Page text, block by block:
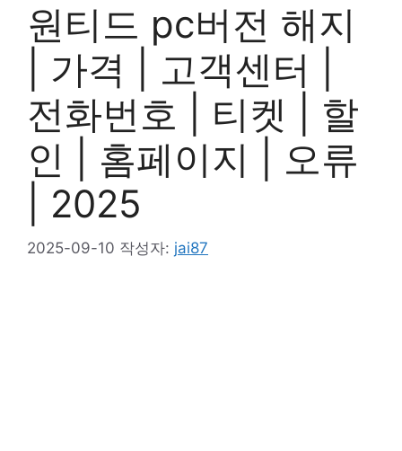
원티드 pc버전 해지
| 가격 | 고객센터 |
전화번호 | 티켓 | 할
인 | 홈페이지 | 오류
| 2025
2025-09-10 작성자: jai87